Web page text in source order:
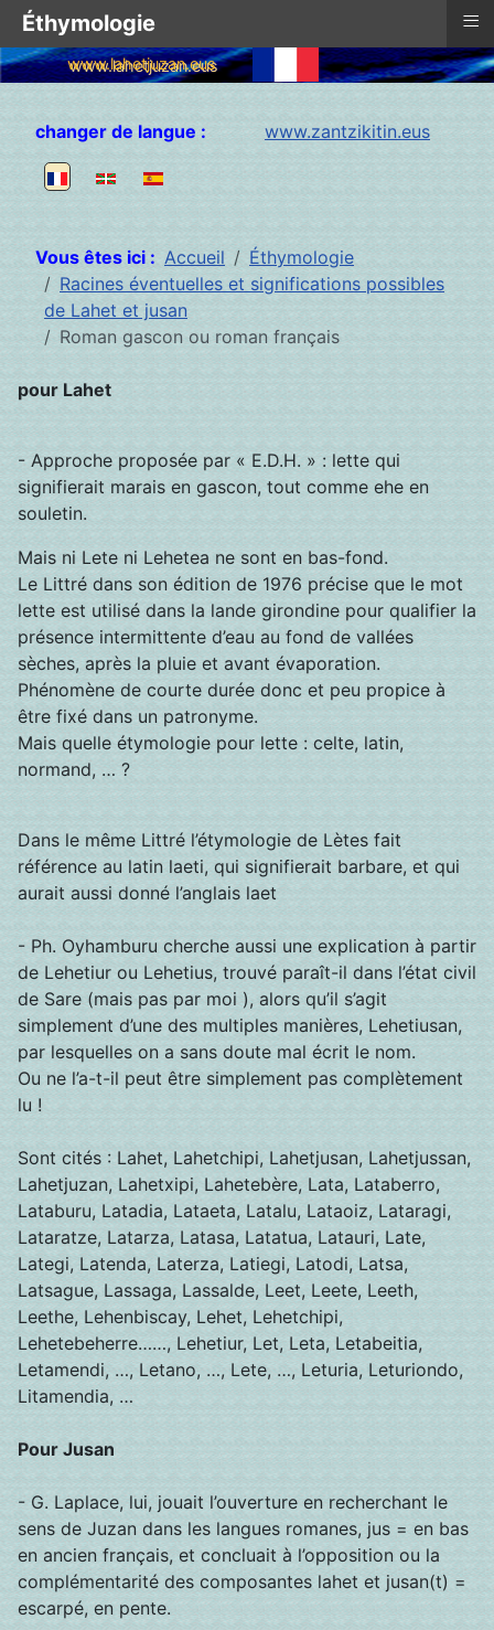
www.lahetjuzan.eus
Sélectionnez votre langue
changer de langue : www.zantzikitin.eus
Vous êtes ici : Accueil
Éthymologie
Racines éventuelles et significations possibles
de Lahet et jusan
Roman gascon ou roman français
pour Lahet
- Approche proposée par « E.D.H. » : lette qui
signifierait marais en gascon, tout comme ehe en
souletin.
Mais ni Lete ni Lehetea ne sont en bas-fond.
Le Littré dans son édition de 1976 précise que le mot
lette est utilisé dans la lande girondine pour qualifier la
présence intermittente d’eau au fond de vallées
sèches, après la pluie et avant évaporation.
Phénomène de courte durée donc et peu propice à
être fixé dans un patronyme.
Mais quelle étymologie pour lette : celte, latin,
normand, … ?
Dans le même Littré l’étymologie de Lètes fait
référence au latin laeti, qui signifierait barbare, et qui
aurait aussi donné l’anglais laet
- Ph. Oyhamburu cherche aussi une explication à partir
de Lehetiur ou Lehetius, trouvé paraît-il dans l’état civil
de Sare (mais pas par moi ), alors qu’il s’agit
simplement d’une des multiples manières, Lehetiusan,
par lesquelles on a sans doute mal écrit le nom.
Ou ne l’a-t-il peut être simplement pas complètement
lu !
Sont cités : Lahet, Lahetchipi, Lahetjusan, Lahetjussan,
Lahetjuzan, Lahetxipi, Lahetebère, Lata, Lataberro,
Lataburu, Latadia, Lataeta, Latalu, Lataoiz, Lataragi,
Lataratze, Latarza, Latasa, Latatua, Latauri, Late,
Lategi, Latenda, Laterza, Latiegi, Latodi, Latsa,
Latsague, Lassaga, Lassalde, Leet, Leete, Leeth,
Leethe, Lehenbiscay, Lehet, Lehetchipi,
Lehetebeherre……, Lehetiur, Let, Leta, Letabeitia,
Letamendi, …, Letano, …, Lete, …, Leturia, Leturiondo,
Litamendia, …
Pour Jusan
- G. Laplace, lui, jouait l’ouverture en recherchant le
sens de Juzan dans les langues romanes, jus = en bas
en ancien français, et concluait à l’opposition ou la
complémentarité des composantes lahet et jusan(t) =
escarpé, en pente.
Éthymologie ≡